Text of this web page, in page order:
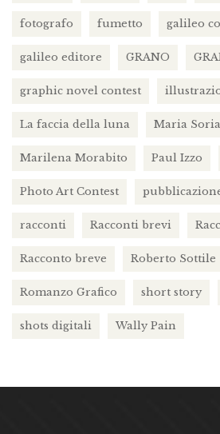
fotografo fumetto galileo
galileo editore GRANO
graphic novel contest
La faccia della luna Maria Soria
Marilena Morabito Paul Izzo
Photo Art Contest
racconti Racconti brevi
Racconto breve Roberto Sottile
Romanzo Grafico short story
shots digitali Wally Pain